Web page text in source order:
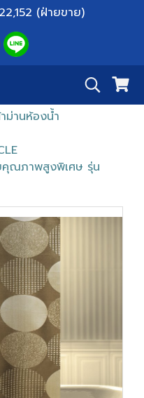
(ฝ่ายขาย)
ม่านห้องน้ำ
คุณภาพสูงพิเศษ รุ่น